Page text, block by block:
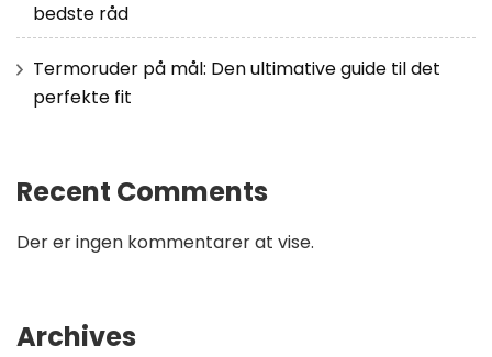
bedste råd
Termoruder på mål: Den ultimative guide til det
perfekte fit
Recent Comments
Der er ingen kommentarer at vise.
Archives